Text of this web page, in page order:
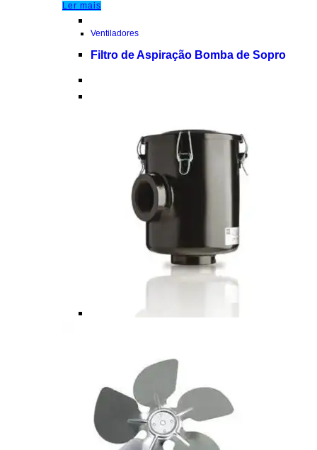
Ler mais
Ventiladores
Filtro de Aspiração Bomba de Sopro